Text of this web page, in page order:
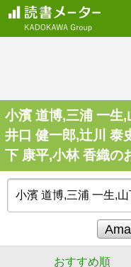
小濱 道博,三浦 一生
井口 健一郎,辻󠄀川 泰
下 康平,小林 香織の
おすすめ順